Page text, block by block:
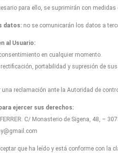
para ello, se suprimirán con
datos: no se comunicarán los datos a
al Usuario:
en cualquier momento.
rectificación, portabilidad y supresión de
una reclamación ante la Autoridad de
ejercer sus derechos:
FERRER. C/ Monasterio de Sigena, 48, –
que ha leído y está conforme con la